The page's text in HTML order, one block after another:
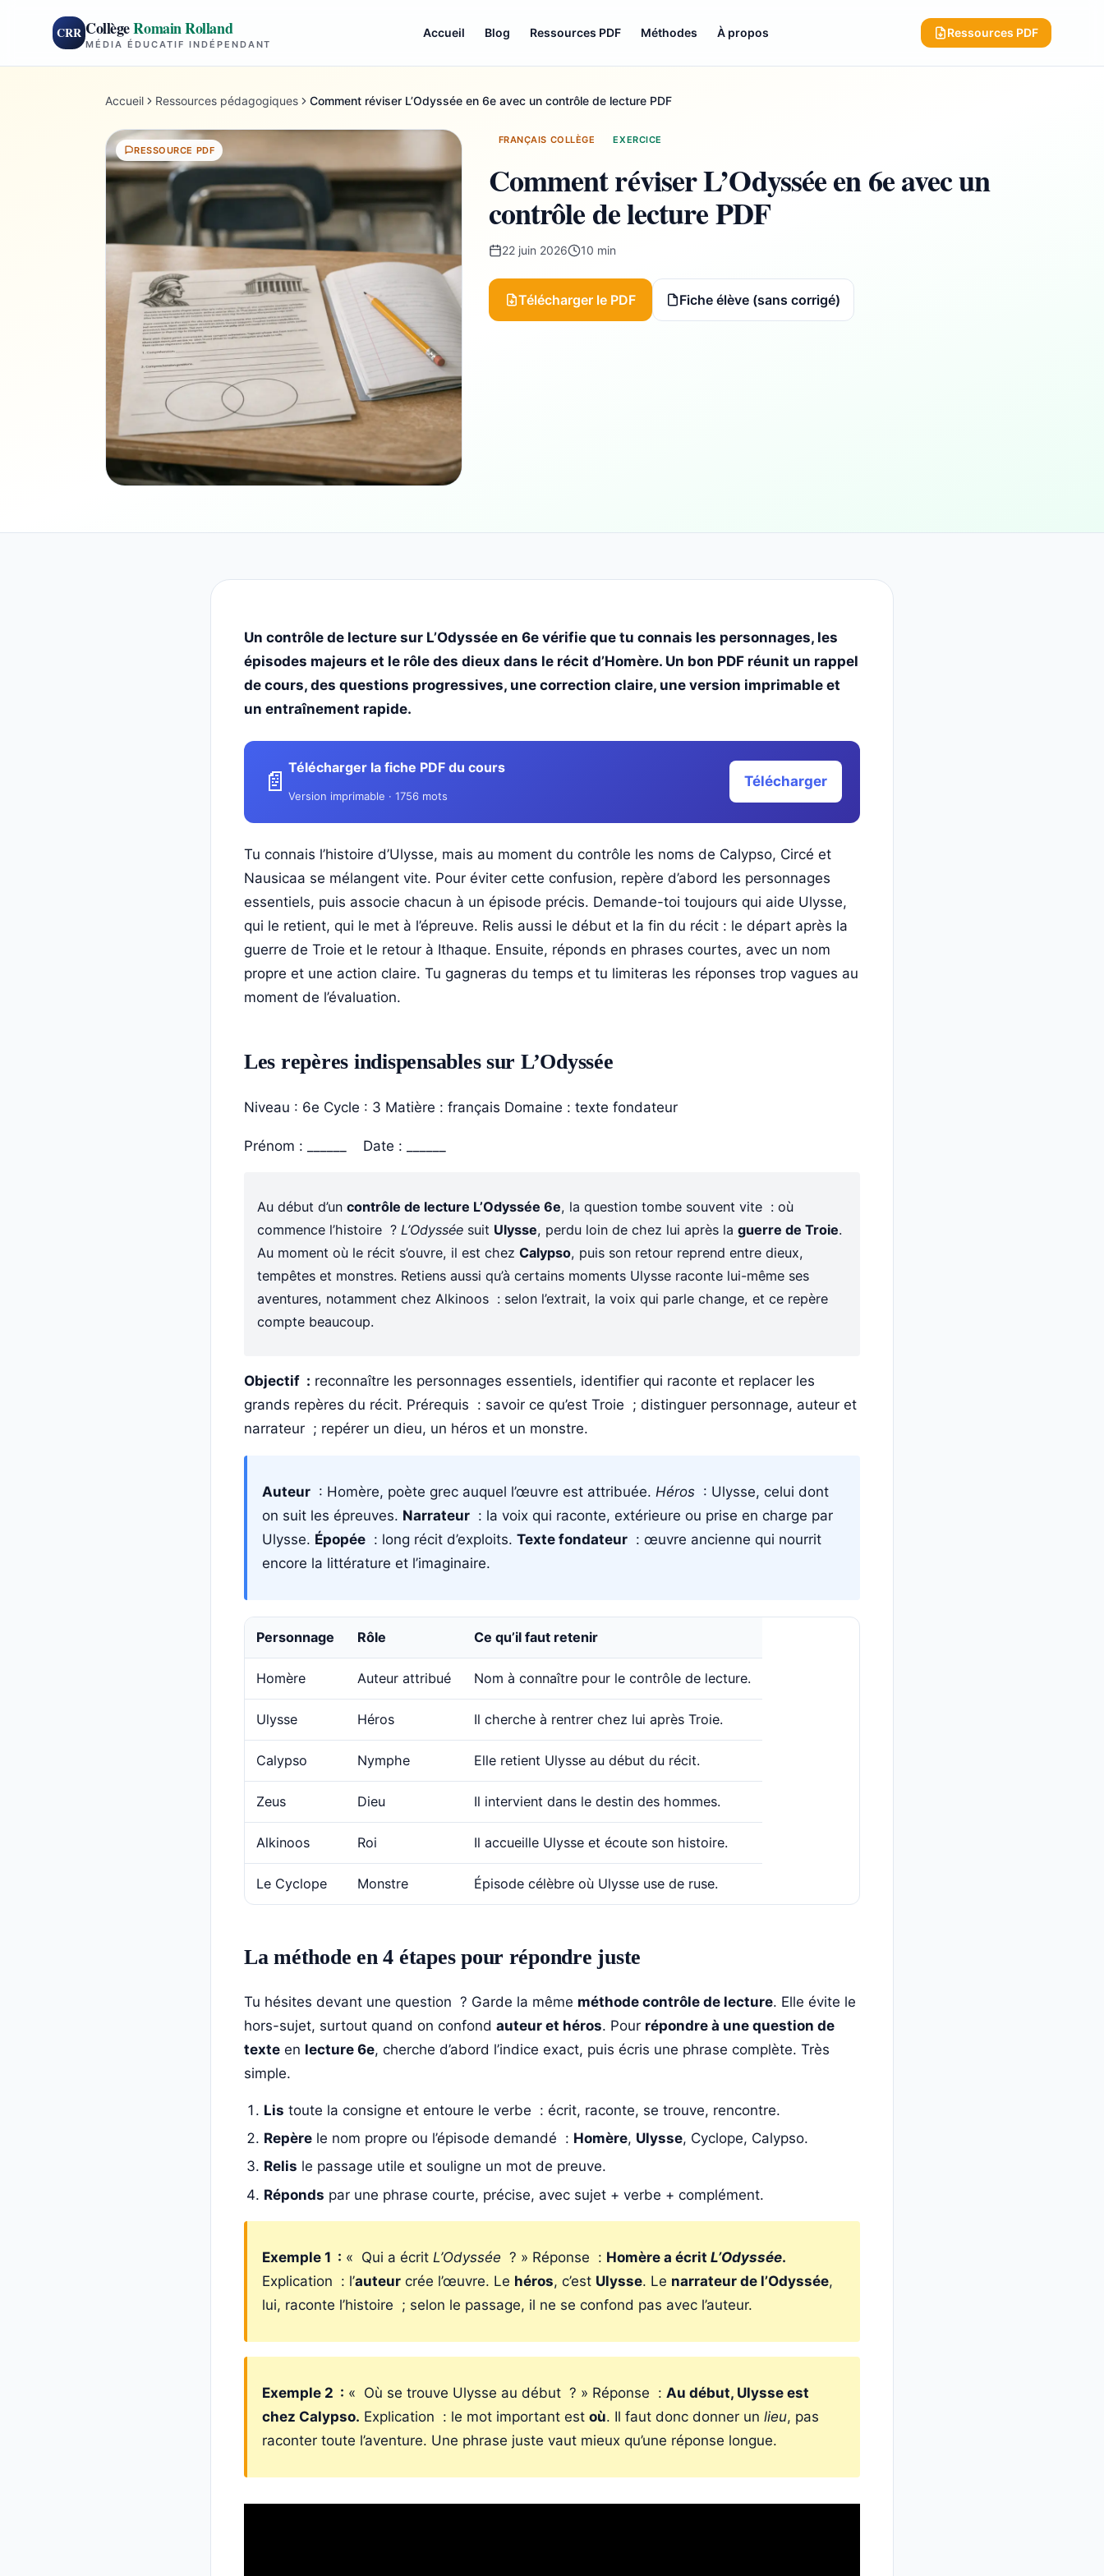
CRR CollègeRomain Rolland
MÉDIA ÉDUCATIF INDÉPENDANT
Accueil Blog Ressources PDF Méthodes À propos Ressources PDF
Accueil Ressources pédagogiques Comment réviser L’Odyssée en 6e avec un contrôle de lecture PDF
RESSOURCE PDF
FRANÇAIS COLLÈGE EXERCICE
Comment réviser L’Odyssée en 6e avec un
contrôle de lecture PDF
22 juin 2026 10 min
Télécharger le PDF Fiche élève (sans corrigé)
Un contrôle de lecture sur L’Odyssée en 6e vérifie que tu connais les personnages, les
épisodes majeurs et le rôle des dieux dans le récit d’Homère. Un bon PDF réunit un rappel
de cours, des questions progressives, une correction claire, une version imprimable et
un entraînement rapide.
📄 Télécharger la fiche PDF du cours
Version imprimable · 1756 mots
Télécharger
Tu connais l’histoire d’Ulysse, mais au moment du contrôle les noms de Calypso, Circé et
Nausicaa se mélangent vite. Pour éviter cette confusion, repère d’abord les personnages
essentiels, puis associe chacun à un épisode précis. Demande-toi toujours qui aide Ulysse,
qui le retient, qui le met à l’épreuve. Relis aussi le début et la fin du récit : le départ après la
guerre de Troie et le retour à Ithaque. Ensuite, réponds en phrases courtes, avec un nom
propre et une action claire. Tu gagneras du temps et tu limiteras les réponses trop vagues au
moment de l’évaluation.
Les repères indispensables sur L’Odyssée
Niveau : 6e Cycle : 3 Matière : français Domaine : texte fondateur
Prénom : ______ Date : ______
Au début d’un contrôle de lecture L’Odyssée 6e, la question tombe souvent vite : où
commence l’histoire ? L’Odyssée suit Ulysse, perdu loin de chez lui après la guerre de Troie.
Au moment où le récit s’ouvre, il est chez Calypso, puis son retour reprend entre dieux,
tempêtes et monstres. Retiens aussi qu’à certains moments Ulysse raconte lui-même ses
aventures, notamment chez Alkinoos : selon l’extrait, la voix qui parle change, et ce repère
compte beaucoup.
Objectif : reconnaître les personnages essentiels, identifier qui raconte et replacer les
grands repères du récit. Prérequis : savoir ce qu’est Troie ; distinguer personnage, auteur et
narrateur ; repérer un dieu, un héros et un monstre.
Auteur : Homère, poète grec auquel l’œuvre est attribuée. Héros : Ulysse, celui dont
on suit les épreuves. Narrateur : la voix qui raconte, extérieure ou prise en charge par
Ulysse. Épopée : long récit d’exploits. Texte fondateur : œuvre ancienne qui nourrit
encore la littérature et l’imaginaire.
Personnage Rôle Ce qu’il faut retenir
Homère Auteur attribué Nom à connaître pour le contrôle de lecture.
Ulysse Héros Il cherche à rentrer chez lui après Troie.
Calypso Nymphe Elle retient Ulysse au début du récit.
Zeus Dieu Il intervient dans le destin des hommes.
Alkinoos Roi Il accueille Ulysse et écoute son histoire.
Le Cyclope Monstre Épisode célèbre où Ulysse use de ruse.
La méthode en 4 étapes pour répondre juste
Tu hésites devant une question ? Garde la même méthode contrôle de lecture. Elle évite le
hors-sujet, surtout quand on confond auteur et héros. Pour répondre à une question de
texte en lecture 6e, cherche d’abord l’indice exact, puis écris une phrase complète. Très
simple.
Lis toute la consigne et entoure le verbe : écrit, raconte, se trouve, rencontre.
Repère le nom propre ou l’épisode demandé : Homère, Ulysse, Cyclope, Calypso.
Relis le passage utile et souligne un mot de preuve.
Réponds par une phrase courte, précise, avec sujet + verbe + complément.
Exemple 1 : « Qui a écrit L’Odyssée ? » Réponse : Homère a écrit L’Odyssée.
Explication : l’auteur crée l’œuvre. Le héros, c’est Ulysse. Le narrateur de l’Odyssée,
lui, raconte l’histoire ; selon le passage, il ne se confond pas avec l’auteur.
Exemple 2 : « Où se trouve Ulysse au début ? » Réponse : Au début, Ulysse est
chez Calypso. Explication : le mot important est où. Il faut donc donner un lieu, pas
raconter toute l’aventure. Une phrase juste vaut mieux qu’une réponse longue.